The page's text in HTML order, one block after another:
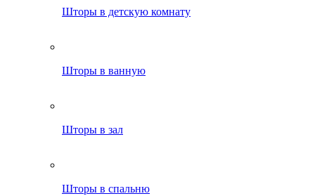
Шторы в детскую комнату
Шторы в ванную
Шторы в зал
Шторы в спальню